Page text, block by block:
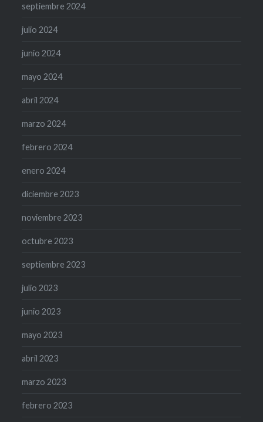
septiembre 2024
julio 2024
junio 2024
mayo 2024
abril 2024
marzo 2024
febrero 2024
enero 2024
diciembre 2023
noviembre 2023
octubre 2023
septiembre 2023
julio 2023
junio 2023
mayo 2023
abril 2023
marzo 2023
febrero 2023